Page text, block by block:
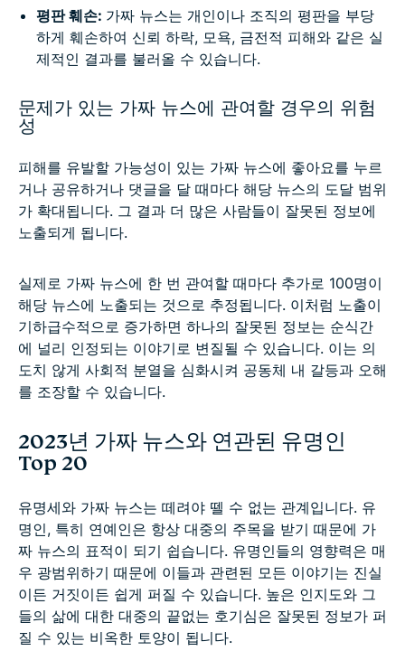
평판 훼손: 가짜 뉴스는 개인이나 조직의 평판을 부당
하게 훼손하여 신뢰 하락, 모욕, 금전적 피해와 같은 실
제적인 결과를 불러올 수 있습니다.
문제가 있는 가짜 뉴스에 관여할 경우의 위험
성
피해를 유발할 가능성이 있는 가짜 뉴스에 좋아요를 누르
거나 공유하거나 댓글을 달 때마다 해당 뉴스의 도달 범위
가 확대됩니다. 그 결과 더 많은 사람들이 잘못된 정보에
노출되게 됩니다.
실제로 가짜 뉴스에 한 번 관여할 때마다 추가로 100명이
해당 뉴스에 노출되는 것으로 추정됩니다. 이처럼 노출이
기하급수적으로 증가하면 하나의 잘못된 정보는 순식간
에 널리 인정되는 이야기로 변질될 수 있습니다. 이는 의
도치 않게 사회적 분열을 심화시켜 공동체 내 갈등과 오해
를 조장할 수 있습니다.
2023년 가짜 뉴스와 연관된 유명인
Top 20
유명세와 가짜 뉴스는 떼려야 뗄 수 없는 관계입니다. 유
명인, 특히 연예인은 항상 대중의 주목을 받기 때문에 가
짜 뉴스의 표적이 되기 쉽습니다. 유명인들의 영향력은 매
우 광범위하기 때문에 이들과 관련된 모든 이야기는 진실
이든 거짓이든 쉽게 퍼질 수 있습니다. 높은 인지도와 그
들의 삶에 대한 대중의 끝없는 호기심은 잘못된 정보가 퍼
질 수 있는 비옥한 토양이 됩니다.